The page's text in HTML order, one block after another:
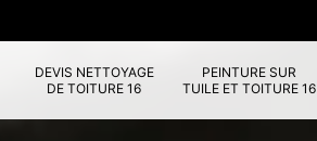
DEVIS NETTOYAGE
DE TOITURE 16
PEINTURE SUR
TUILE ET TOITURE 16